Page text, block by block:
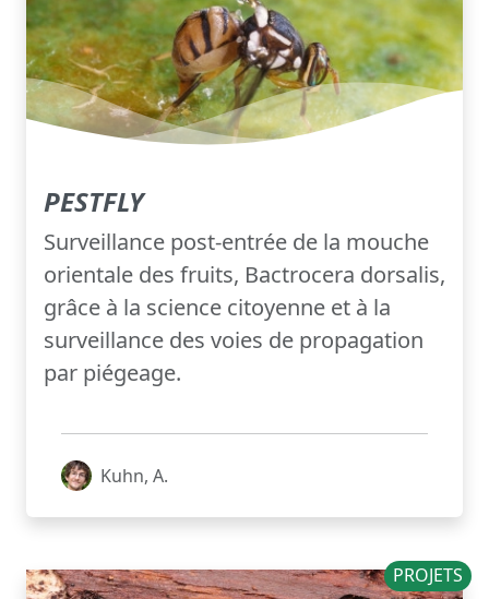
PESTFLY
Surveillance post-entrée de la mouche
orientale des fruits, Bactrocera dorsalis,
grâce à la science citoyenne et à la
surveillance des voies de propagation
par piégeage.
Kuhn, A.
PROJETS